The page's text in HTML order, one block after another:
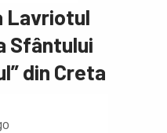
Lavriotul
Sfântului
din Creta